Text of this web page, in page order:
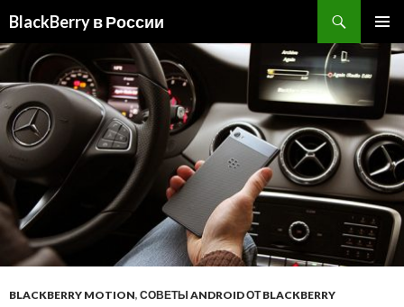
BlackBerry в России
МЕНЮ
К
СОДЕРЖИМОМУ
BLACKBERRY MOTION, СОВЕТЫ ANDROID ОТ BLACKBERRY